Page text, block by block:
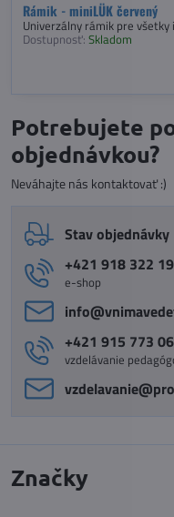
Rámik - miniLÜK červený
Univerzálny rámik pre
Dostupnosť: Skladom
Potrebujete
objednávkou?
Neváhajte nás kontaktovať :)
Stav objednávky
+421 918 322
e-shop
+421 915 773
vzdelávanie
Značky